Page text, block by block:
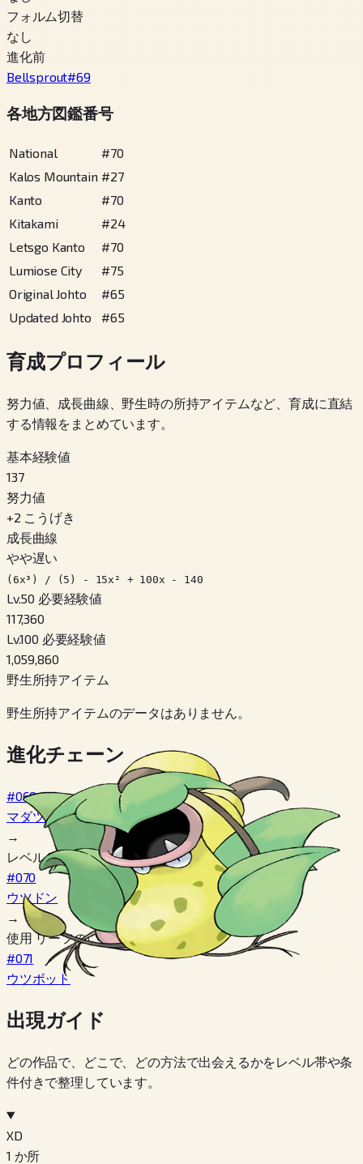
フォルム切替
なし
進化前
Bellsprout#69
各地方図鑑番号
National #70
Kalos Mountain #27
Kanto
#70
Kitakami
#24
Letsgo Kanto
#70
Lumiose City
#75
Original Johto
#65
Updated Johto
#65
育成プロフィール
努力値、成長曲線、野生時の所持アイテムなど、育成に直結
する情報をまとめています。
基本経験値
137
努力値
+2 こうげき
成長曲線
やや遅い
(6x³) / (5) - 15x² + 100x - 140
Lv.50 必要経験値
117,360
Lv.100 必要経験値
1,059,860
野生所持アイテム
野生所持アイテムのデータはありません。
進化チェーン
#069
マダツボミ
→
レベル 21
#070
ウツドン
→
使用 リーフのいし
#071
ウツボット
出現ガイド
どの作品で、どこで、どの方法で出会えるかをレベル帯や条
件付きで整理しています。
XD
1 か所